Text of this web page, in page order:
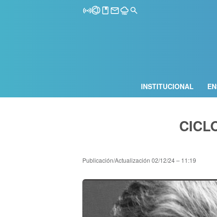
INSTITUCIONAL
Publicación/Actualización 02/12/24 – 11:19